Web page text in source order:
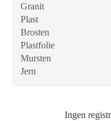
Granit
Plast
Brosten
Plastfolie
Mursten
Jern
Ingen